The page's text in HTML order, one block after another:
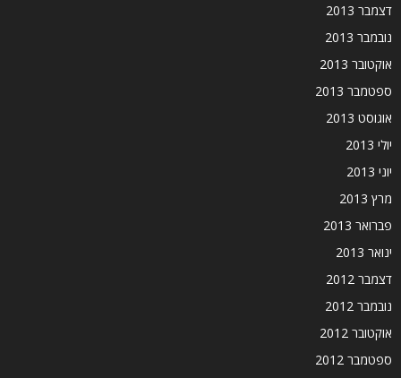
דצמבר 2013
נובמבר 2013
אוקטובר 2013
ספטמבר 2013
אוגוסט 2013
יולי 2013
יוני 2013
מרץ 2013
פברואר 2013
ינואר 2013
דצמבר 2012
נובמבר 2012
אוקטובר 2012
ספטמבר 2012